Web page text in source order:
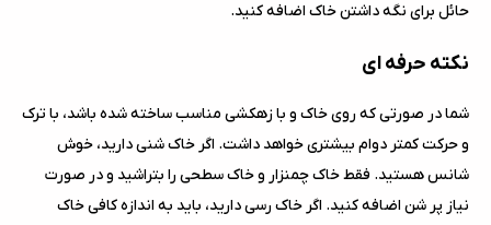
حائل برای نگه داشتن خاک اضافه کنید.
نکته حرفه ای
شما در صورتی که روی خاک و با زهکشی مناسب ساخته شده باشد، با ترک
و حرکت کمتر دوام بیشتری خواهد داشت. اگر خاک شنی دارید، خوش
شانس هستید. فقط خاک چمنزار و خاک سطحی را بتراشید و در صورت
نیاز پر شن اضافه کنید. اگر خاک رسی دارید، باید به اندازه کافی خاک